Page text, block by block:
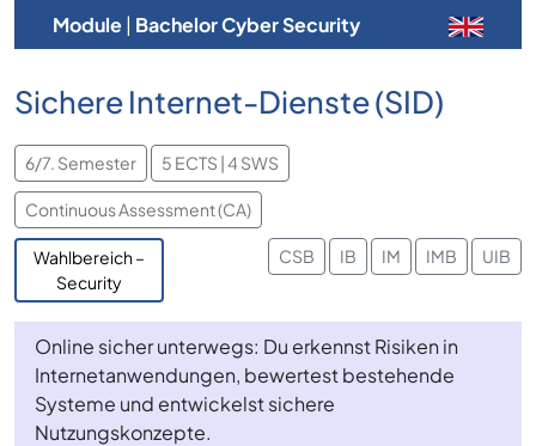
Module| Bachelor Cyber Security
Sichere Internet-Dienste (SID)
6/7. Semester 5 ECTS | 4 SWS
Continuous Assessment (CA)
Wahlbereich –
Security
CSB IB IM IMB UIB
Online sicher unterwegs: Du erkennst Risiken in
Internetanwendungen, bewertest bestehende
Systeme und entwickelst sichere
Nutzungskonzepte.